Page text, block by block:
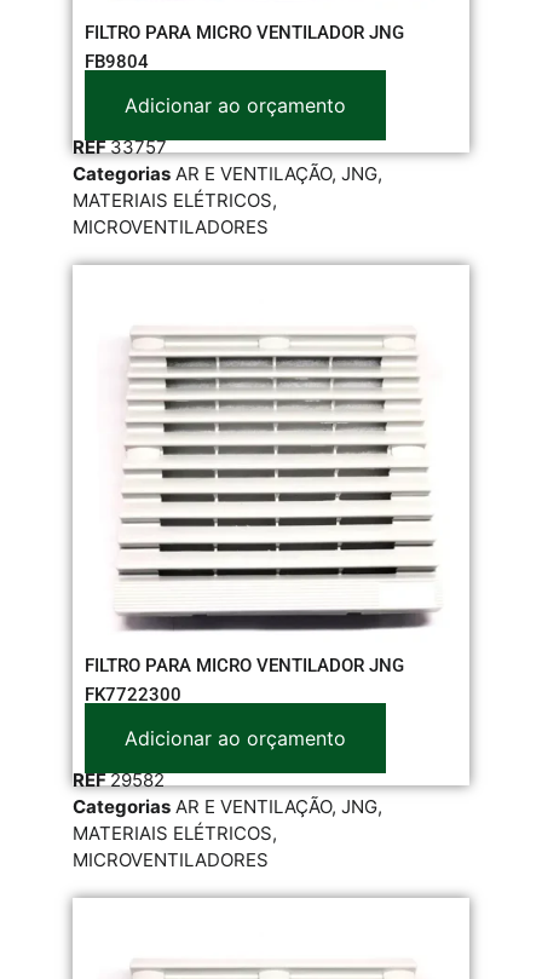
FILTRO PARA MICRO VENTILADOR JNG
FB9804
Adicionar ao orçamento
REF33757
Categorias AR E VENTILAÇÃO, JNG,
MATERIAIS ELÉTRICOS,
MICROVENTILADORES
FILTRO PARA MICRO VENTILADOR JNG
FK7722300
Adicionar ao orçamento
REF29582
Categorias AR E VENTILAÇÃO, JNG,
MATERIAIS ELÉTRICOS,
MICROVENTILADORES